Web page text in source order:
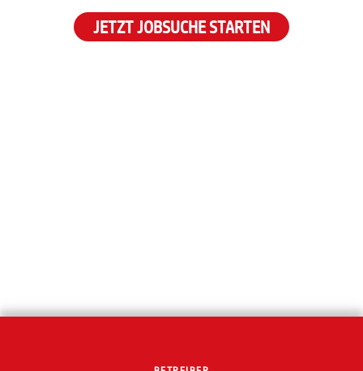
JETZT JOBSUCHE STARTEN